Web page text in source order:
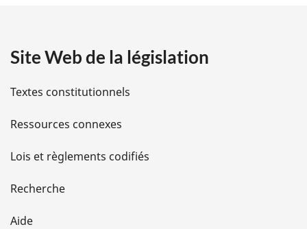
i
l
s
d
e
l
Site Web de la législation
Textes constitutionnels
Ressources connexes
Lois et règlements codifiés
Recherche
Aide